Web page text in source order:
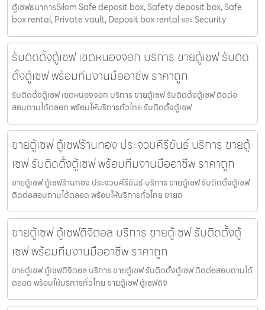
ตู้เซฟธนาคารSilom Safe deposit box, Safety deposit box, Safe
box rental, Private vault, Deposit box rental และ Security
รับติดตั้งตู้เซฟ เขตหนองจอก บริการ ขายตู้เซฟ รับติด
ตั้งตู้เซฟ พร้อมทีมงานมืออาชีพ ราคาถูก
รับติดตั้งตู้เซฟ เขตหนองจอก บริการ ขายตู้เซฟ รับติดตั้งตู้เซฟ ติดต่อ
สอบถามได้ตลอด พร้อมให้บริการทั่วไทย รับติดตั้งตู้เซฟ
ขายตู้เซฟ ตู้เซฟร้านทอง ประจวบคีรีขันธ์ บริการ ขายตู้
เซฟ รับติดตั้งตู้เซฟ พร้อมทีมงานมืออาชีพ ราคาถูก
ขายตู้เซฟ ตู้เซฟร้านทอง ประจวบคีรีขันธ์ บริการ ขายตู้เซฟ รับติดตั้งตู้เซฟ
ติดต่อสอบถามได้ตลอด พร้อมให้บริการทั่วไทย ขายต
ขายตู้เซฟ ตู้เซฟดิจิตอล บริการ ขายตู้เซฟ รับติดตั้งตู้
เซฟ พร้อมทีมงานมืออาชีพ ราคาถูก
ขายตู้เซฟ ตู้เซฟดิจิตอล บริการ ขายตู้เซฟ รับติดตั้งตู้เซฟ ติดต่อสอบถามได้
ตลอด พร้อมให้บริการทั่วไทย ขายตู้เซฟ ตู้เซฟดิจิ